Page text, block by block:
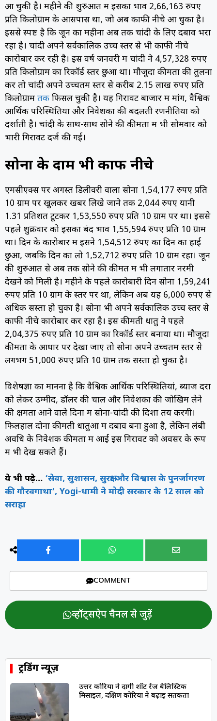
आ चुकी है। महीने की शुरुआत में इसका भाव 2,66,163 रुपए
प्रति किलोग्राम के आसपास था, जो अब काफी नीचे आ चुका है।
इससे स्पष्ट है कि जून का महीना अब तक चांदी के लिए दबाव भरा
रहा है। चांदी अपने सर्वकालिक उच्च स्तर से भी काफी नीचे
कारोबार कर रही है। इस वर्ष जनवरी में चांदी ने 4,57,328 रुपए
प्रति किलोग्राम का रिकॉर्ड स्तर छुआ था। मौजूदा कीमतों की तुलना
करें तो चांदी अपने उच्चतम स्तर से करीब 2.15 लाख रुपए प्रति
किलोग्राम तक फिसल चुकी है। यह गिरावट बाजार में मांग, वैश्विक
आर्थिक परिस्थितियों और निवेशकों की बदलती रणनीतियों को
दर्शाती है। चांदी के साथ-साथ सोने की कीमतों में भी सोमवार को
भारी गिरावट दर्ज की गई।
सोना के दाम भी काफी नीचे
एमसीएक्स पर अगस्त डिलीवरी वाला सोना 1,54,177 रुपए प्रति
10 ग्राम पर खुलकर खबर लिखे जाने तक 2,044 रुपए यानी
1.31 प्रतिशत टूटकर 1,53,550 रुपए प्रति 10 ग्राम पर था। इससे
पहले शुक्रवार को इसका बंद भाव 1,55,594 रुपए प्रति 10 ग्राम
था। दिन के कारोबार में इसने 1,54,512 रुपए का दिन का हाई
छुआ, जबकि दिन का लो 1,52,712 रुपए प्रति 10 ग्राम रहा। जून
की शुरुआत से अब तक सोने की कीमत में भी लगातार नरमी
देखने को मिली है। महीने के पहले कारोबारी दिन सोना 1,59,241
रुपए प्रति 10 ग्राम के स्तर पर था, लेकिन अब यह 6,000 रुपए से
अधिक सस्ता हो चुका है। सोना भी अपने सर्वकालिक उच्च स्तर से
काफी नीचे कारोबार कर रहा है। इस कीमती धातु ने पहले
2,04,375 रुपए प्रति 10 ग्राम का रिकॉर्ड स्तर बनाया था। मौजूदा
कीमतों के आधार पर देखा जाए तो सोना अपने उच्चतम स्तर से
लगभग 51,000 रुपए प्रति 10 ग्राम तक सस्ता हो चुका है।
विशेषज्ञों का मानना है कि वैश्विक आर्थिक परिस्थितियां, ब्याज दरों
को लेकर उम्मीदें, डॉलर की चाल और निवेशकों की जोखिम लेने
की क्षमता आने वाले दिनों में सोना-चांदी की दिशा तय करेंगी।
फिलहाल दोनों कीमती धातुओं में दबाव बना हुआ है, लेकिन लंबी
अवधि के निवेशक कीमतों में आई इस गिरावट को अवसर के रूप
में भी देख सकते हैं।
ये भी पढ़े… ‘सेवा, सुशासन, सुरक्षा और विश्वास के पुनर्जागरण
की गौरवगाथा’, Yogi-धामी ने मोदी सरकार के 12 साल को
सराहा
COMMENT
व्हॉट्सऐप चैनल से जुड़ें
ट्रेंडिंग न्यूज़
उत्तर कोरिया ने दागी शॉर्ट रेंज बैलिस्टिक
मिसाइल, दक्षिण कोरिया ने बढ़ाई सतर्कता